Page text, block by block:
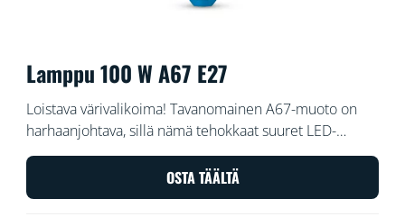
Lamppu 100 W A67 E27
Loistava värivalikoima! Tavanomainen A67-muoto on
harhaanjohtava, sillä nämä tehokkaat suuret LED-
lamput eivät ole todellakaan tavallisia. Valittavanasi on
miljoonia värejä, joista löytyy sopiva tilanteeseen kuin
tilanteeseen – niin riehakkaisiin juhliin, tyylikkäille
OSTA TÄÄLTÄ